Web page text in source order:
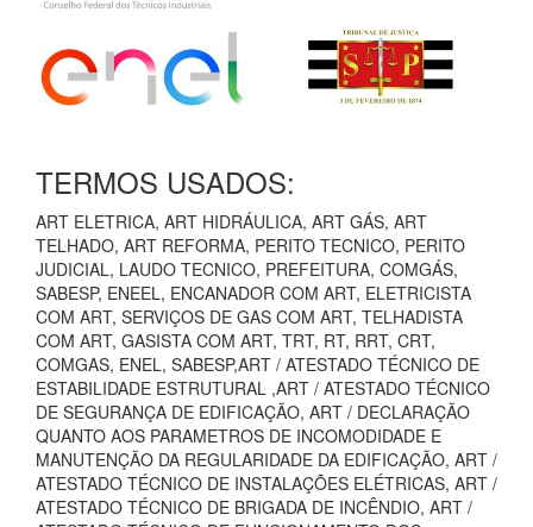
TERMOS USADOS:
ART ELETRICA, ART HIDRÁULICA, ART GÁS, ART
TELHADO, ART REFORMA, PERITO TECNICO, PERITO
JUDICIAL, LAUDO TECNICO, PREFEITURA, COMGÁS,
SABESP, ENEEL, ENCANADOR COM ART, ELETRICISTA
COM ART, SERVIÇOS DE GAS COM ART, TELHADISTA
COM ART, GASISTA COM ART, TRT, RT, RRT, CRT,
COMGAS, ENEL, SABESP,ART / ATESTADO TÉCNICO DE
ESTABILIDADE ESTRUTURAL ,ART / ATESTADO TÉCNICO
DE SEGURANÇA DE EDIFICAÇÃO, ART / DECLARAÇÃO
QUANTO AOS PARAMETROS DE INCOMODIDADE E
MANUTENÇÃO DA REGULARIDADE DA EDIFICAÇÃO, ART /
ATESTADO TÉCNICO DE INSTALAÇÕES ELÉTRICAS, ART /
ATESTADO TÉCNICO DE BRIGADA DE INCÊNDIO, ART /